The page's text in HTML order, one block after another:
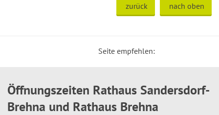
zurück nach oben
Seite empfehlen:
Öffnungszeiten Rathaus Sandersdorf-
Brehna und Rathaus Brehna